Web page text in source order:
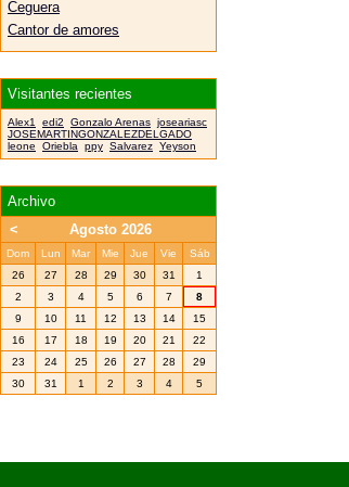
Ceguera
Cantor de amores
Visitantes recientes
Alex1 edi2 Gonzalo Arenas joseariasc
JOSEMARTINGONZALEZDELGADO
leone
Oriebla ppy Salvarez Yeyson
Archivo
<
Agosto 2026
Dom Lun Mar Mie Jue Vie
Sáb
26
27 28 29 30 31
1
2
3 4 5 6 7
8
9
10 11 12 13 14
15
16
17 18 19 20 21
22
23
24 25 26 27 28
29
30
31 1 2 3 4 5